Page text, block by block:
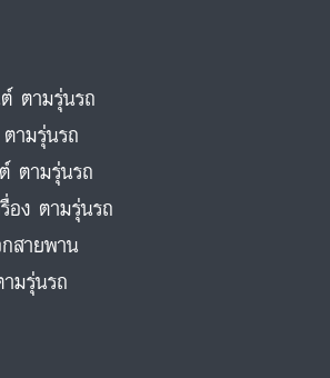
ตามรุ่นรถ
ามรุ่นรถ
ตามรุ่นรถ
อง ตามรุ่นรถ
สายพาน
มรุ่นรถ